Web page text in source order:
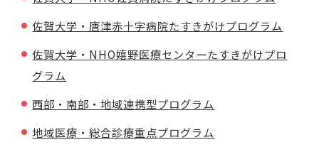
佐賀大学・唐津赤十字病院たすきがけプログラム
佐賀大学・NHO嬉野医療センターたすきがけプロ
グラム
西部・南部・地域連携型プログラム
地域医療・総合診療重点プログラム